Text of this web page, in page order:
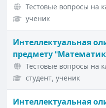
Тестовые вопросы на
ученик
Интеллектуальная
предмету
Тестовые вопросы на
студент, ученик
Интеллектуальная